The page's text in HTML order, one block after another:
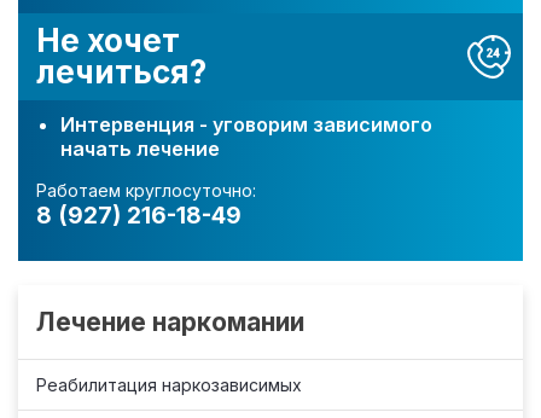
Не хочет
лечиться?
Интервенция - уговорим зависимого
начать лечение
Работаем круглосуточно:
8 (927) 216-18-49
Лечение наркомании
Реабилитация наркозависимых